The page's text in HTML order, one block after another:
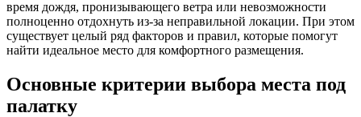
время дождя, пронизывающего ветра или невозможности
полноценно отдохнуть из-за неправильной локации. При этом
существует целый ряд факторов и правил, которые помогут
найти идеальное место для комфортного размещения.
Основные критерии выбора места под
палатку